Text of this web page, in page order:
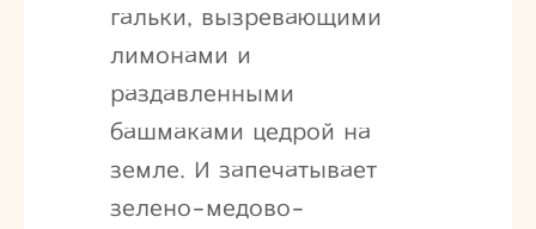
гальки, вызревающими
лимонами и
раздавленными
башмаками цедрой на
земле. И запечатывает
зелено-медово-